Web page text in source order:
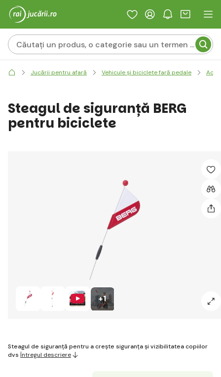
Jucării pentru afară Vehicule și biciclete fară pedale
+1
Steagul de siguranță BERG
pentru biciclete
Steagul de siguranță pentru a crește siguranța și vizibilitatea copiilor
dvs Întregul descriere